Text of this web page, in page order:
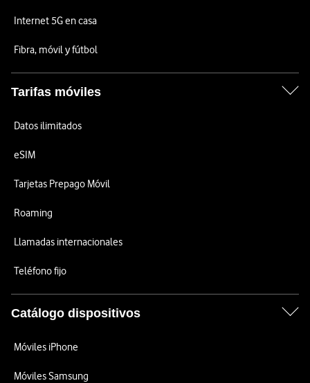
Internet 5G en casa
Fibra, móvil y fútbol
Tarifas móviles
Datos ilimitados
eSIM
Tarjetas Prepago Móvil
Roaming
Llamadas internacionales
Teléfono fijo
Catálogo dispositivos
Móviles iPhone
Móviles Samsung